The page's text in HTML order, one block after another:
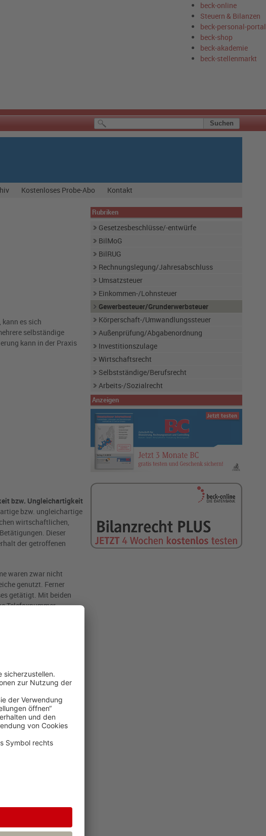
beck-online
Steuern & Bilanzen
beck-personal-portal
beck-shop
beck-akademie
beck-stellenmarkt
Kostenloses Probe-Abo Kontakt
es sich
selbständige
kann in der Praxis
bzw. Ungleichartigkeit
bzw. ungleichartige
wirtschaftlichen,
Dieser
der getroffenen
waren zwar nicht
genutzt. Ferner
getätigt. Mit beiden
Telefaxnummer.
Während der
die Ermittlung der
K 3662/14 G) vom BFH
das Fehlen des
noch ergänzten.
unterschiedlich.
der gegenteiligen
(RFH), der 1938 für
Betrieb
kein Zusammenhang
Rubriken
Gesetzesbeschlüsse/-entwürfe
BilMoG
BilRUG
Rechnungslegung/Jahresabschluss
Umsatzsteuer
Einkommen-/Lohnsteuer
Gewerbesteuer/Grunderwerbsteuer
Körperschaft-/Umwandlungssteuer
Außenprüfung/Abgabenordnung
Investitionszulage
Wirtschaftsrecht
Selbstständige/Berufsrecht
Arbeits-/Sozialrecht
Anzeigen